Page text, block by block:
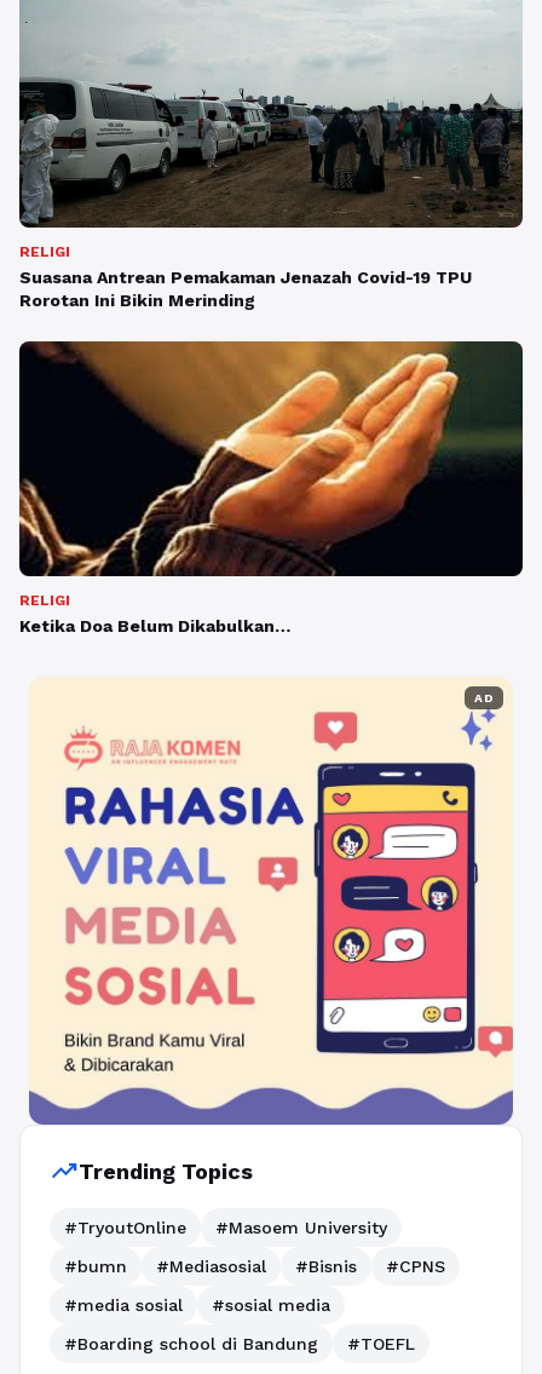
RELIGI
Suasana Antrean Pemakaman Jenazah Covid-19 TPU
Rorotan Ini Bikin Merinding
RELIGI
Ketika Doa Belum Dikabulkan…
AD
trending_upTrending Topics
#TryoutOnline
#Masoem University
#bumn
#Mediasosial #Bisnis
#CPNS
#media sosial
#sosial media
#Boarding school di Bandung
#TOEFL